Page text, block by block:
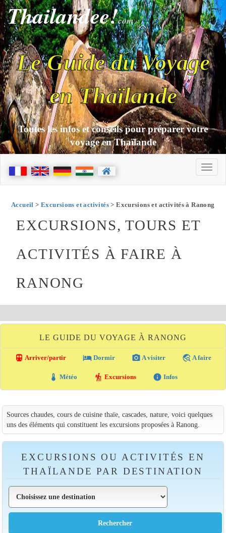
Thailandee!com
Le Guide du Voyage
en Thaïlande
Toutes les infos et conseils pour préparer votre
voyage en Thaïlande
Accueil > Excursions et activités> Excursions et activités à Ranong
EXCURSIONS, TOURS ET
ACTIVITÉS À FAIRE À
RANONG
LE GUIDE DU VOYAGE À RANONG
directions_transit Arriver/partir local_hotel Dormir photo_camera A visiter travel_explore A faire
thermostat Météo hiking Excursions info Infos
Sources chaudes, cours de cuisine thaïe, cascades, nature, voici quelques
uns des éléments qui constituent les excursions proposées à Ranong.
EXCURSIONS OU ACTIVITÉS EN
THAÏLANDE PAR DESTINATION